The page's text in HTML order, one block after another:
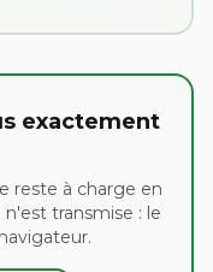
exactement
reste à charge en
transmise : le